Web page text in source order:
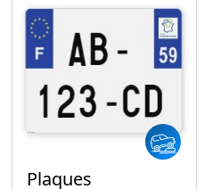
Plaques